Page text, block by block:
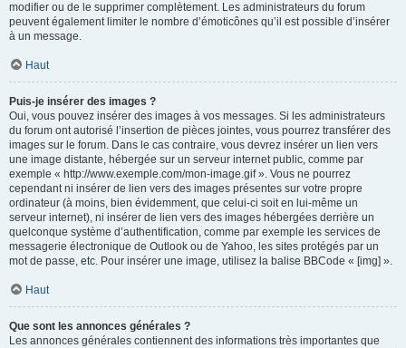
modifier ou de le supprimer complètement. Les administrateurs du forum
peuvent également limiter le nombre d’émoticônes qu’il est possible d’insérer
à un message.
Haut
Puis-je insérer des images ?
Oui, vous pouvez insérer des images à vos messages. Si les administrateurs
du forum ont autorisé l’insertion de pièces jointes, vous pourrez transférer des
images sur le forum. Dans le cas contraire, vous devrez insérer un lien vers
une image distante, hébergée sur un serveur internet public, comme par
exemple « http://www.exemple.com/mon-image.gif ». Vous ne pourrez
cependant ni insérer de lien vers des images présentes sur votre propre
ordinateur (à moins, bien évidemment, que celui-ci soit en lui-même un
serveur internet), ni insérer de lien vers des images hébergées derrière un
quelconque système d’authentification, comme par exemple les services de
messagerie électronique de Outlook ou de Yahoo, les sites protégés par un
mot de passe, etc. Pour insérer une image, utilisez la balise BBCode « [img] ».
Haut
Que sont les annonces générales ?
Les annonces générales contiennent des informations très importantes que